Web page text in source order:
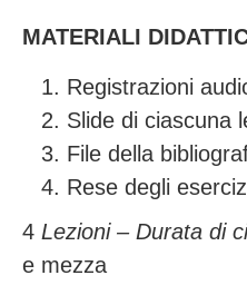
MATERIALI
Registrazioni
Slide di ciascuna
File della
Rese degli
4 Lezioni – Durata di
e mezza